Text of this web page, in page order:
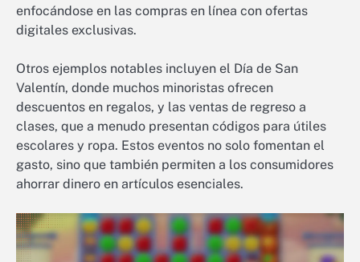
enfocándose en las compras en línea con ofertas
digitales exclusivas.
Otros ejemplos notables incluyen el Día de San
Valentín, donde muchos minoristas ofrecen
descuentos en regalos, y las ventas de regreso a
clases, que a menudo presentan códigos para útiles
escolares y ropa. Estos eventos no solo fomentan el
gasto, sino que también permiten a los consumidores
ahorrar dinero en artículos esenciales.